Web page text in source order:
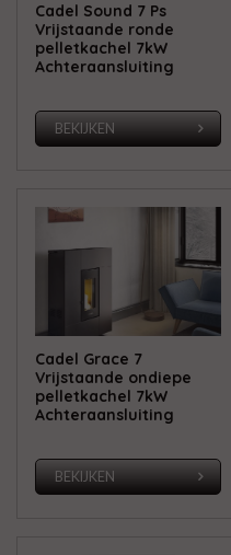
Cadel Sound 7 Ps
Vrijstaande ronde
pelletkachel 7kW
Achteraansluiting
BEKIJKEN
Cadel Grace 7
Vrijstaande ondiepe
pelletkachel 7kW
Achteraansluiting
BEKIJKEN